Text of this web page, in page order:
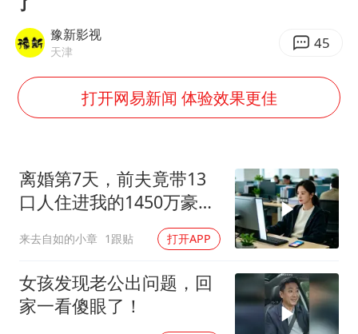
人贩子“梅姨”真实姓名曝光
多专业取消艺考 文化工作者要有文化
“银行午休1.5小时”留个窗口行不行
41岁女子为鼓励女儿考上985研究生
总书记关心百姓身边这些民生大事
豫新影视
天津 45
打开网易新闻 体验效果更佳
离婚第7天，前夫竟带13
口人住进我的1450万豪
来去自如的小章 1跟贴 打开APP
女孩发现老公出问题，回
家一看傻眼了！